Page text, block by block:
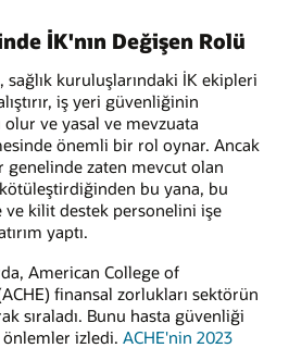
İK'nın Değişen Rolü
kuruluşlarındaki İK ekipleri
iş yeri güvenliğinin
olur ve yasal ve mevzuata
önemli bir rol oynar. Ancak
genelinde zaten mevcut olan
kötüleştirdiğinden bu yana, bu
kilit destek personelini işe
yaptı.
American College of
finansal zorlukları sektörün
sıraladı. Bunu hasta güvenliği
izledi. ACHE'nin 2023